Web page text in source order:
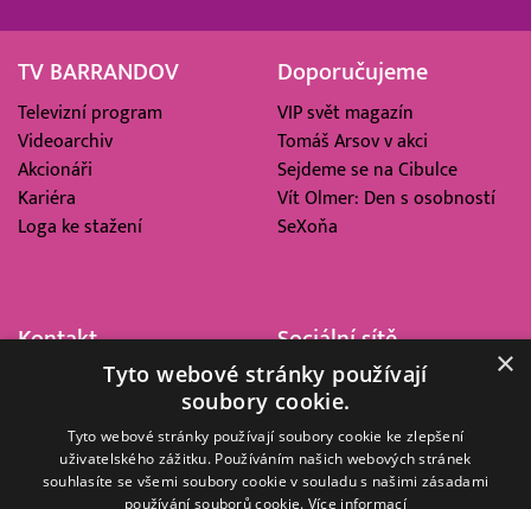
TV BARRANDOV
Televizní program
Videoarchiv
Akcionáři
Kariéra
Loga ke stažení
Doporučujeme
VIP svět magazín
Tomáš Arsov v akci
Sejdeme se na Cibulce
Vít Olmer: Den s osobností
SeXoňa
Kontakt
Barrandov Televizní Studio,
Kříženeckého nám. 322
152 00 Praha 5
IČ 416 93 311
Sociální sítě
×
Tyto webové stránky používají
soubory cookie.
Tyto webové stránky používají soubory cookie ke zlepšení
uživatelského zážitku. Používáním našich webových stránek
souhlasíte se všemi soubory cookie v souladu s našimi zásadami
používání souborů cookie. Více informací